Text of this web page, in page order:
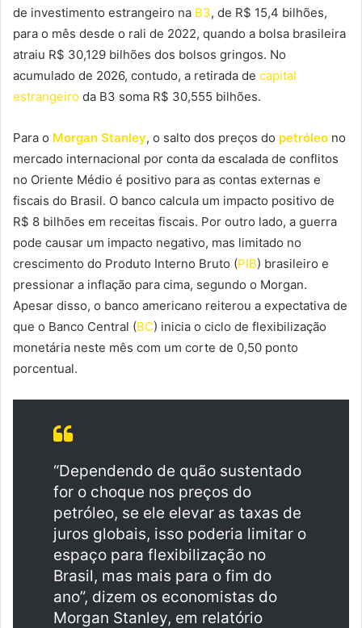
de investimento estrangeiro na B3, de R$ 15,4 bilhões,
para o mês desde o rali de 2022, quando a bolsa brasileira
atraiu R$ 30,129 bilhões dos bolsos gringos. No
acumulado de 2026, contudo, a retirada de capital
estrangeiro da B3 soma R$ 30,555 bilhões.
Para o Morgan Stanley, o salto dos preços do petróleo no
mercado internacional por conta da escalada de conflitos
no Oriente Médio é positivo para as contas externas e
fiscais do Brasil. O banco calcula um impacto positivo de
R$ 8 bilhões em receitas fiscais. Por outro lado, a guerra
pode causar um impacto negativo, mas limitado no
crescimento do Produto Interno Bruto (PIB) brasileiro e
pressionar a inflação para cima, segundo o Morgan.
Apesar disso, o banco americano reiterou a expectativa de
que o Banco Central (BC) inicia o ciclo de flexibilização
monetária neste mês com um corte de 0,50 ponto
porcentual.
“Dependendo de quão sustentado
for o choque nos preços do
petróleo, se ele elevar as taxas de
juros globais, isso poderia limitar o
espaço para flexibilização no
Brasil, mas mais para o fim do
ano”, dizem os economistas do
Morgan Stanley, em relatório